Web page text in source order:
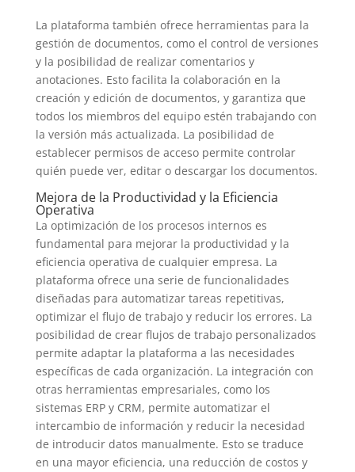
La plataforma también ofrece herramientas para la
gestión de documentos, como el control de versiones
y la posibilidad de realizar comentarios y
anotaciones. Esto facilita la colaboración en la
creación y edición de documentos, y garantiza que
todos los miembros del equipo estén trabajando con
la versión más actualizada. La posibilidad de
establecer permisos de acceso permite controlar
quién puede ver, editar o descargar los documentos.
Mejora de la Productividad y la Eficiencia
Operativa
La optimización de los procesos internos es
fundamental para mejorar la productividad y la
eficiencia operativa de cualquier empresa. La
plataforma ofrece una serie de funcionalidades
diseñadas para automatizar tareas repetitivas,
optimizar el flujo de trabajo y reducir los errores. La
posibilidad de crear flujos de trabajo personalizados
permite adaptar la plataforma a las necesidades
específicas de cada organización. La integración con
otras herramientas empresariales, como los
sistemas ERP y CRM, permite automatizar el
intercambio de información y reducir la necesidad
de introducir datos manualmente. Esto se traduce
en una mayor eficiencia, una reducción de costos y